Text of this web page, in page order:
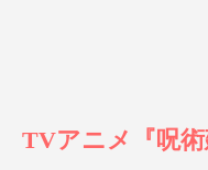
TVアニメ『呪